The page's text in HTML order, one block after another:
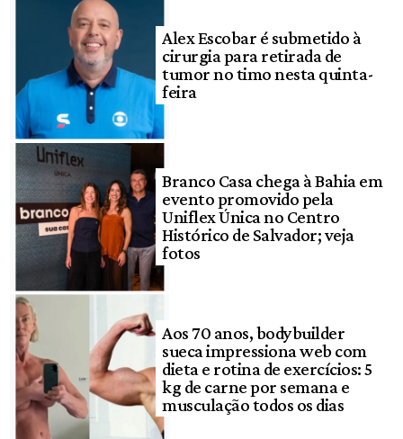
Alex Escobar é submetido à
cirurgia para retirada de
tumor no timo nesta quinta-
feira
Branco Casa chega à Bahia em
evento promovido pela
Uniflex Única no Centro
Histórico de Salvador; veja
fotos
Aos 70 anos, bodybuilder
sueca impressiona web com
dieta e rotina de exercícios: 5
kg de carne por semana e
musculação todos os dias